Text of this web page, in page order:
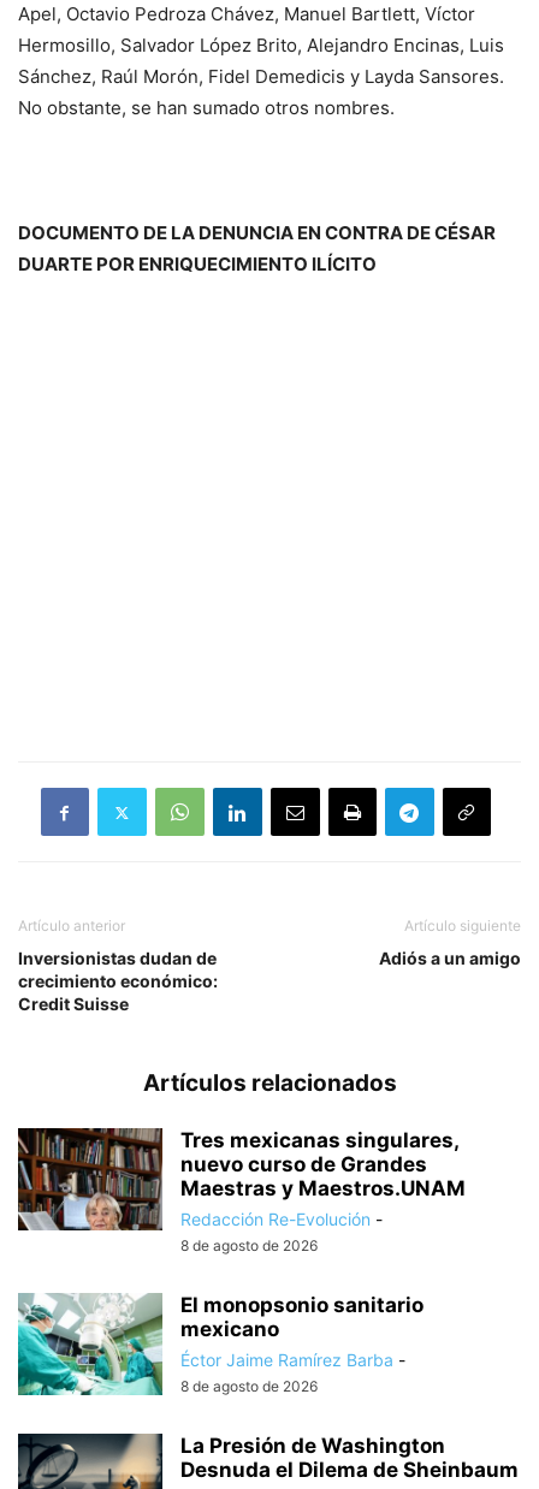
Apel, Octavio Pedroza Chávez, Manuel Bartlett, Víctor
Hermosillo, Salvador López Brito, Alejandro Encinas, Luis
Sánchez, Raúl Morón, Fidel Demedicis y Layda Sansores.
No obstante, se han sumado otros nombres.
DOCUMENTO DE LA DENUNCIA EN CONTRA DE CÉSAR
DUARTE POR ENRIQUECIMIENTO ILÍCITO
Artículo anterior
Inversionistas dudan de
crecimiento económico:
Credit Suisse
Artículo siguiente
Adiós a un amigo
Artículos relacionados
Tres mexicanas singulares,
nuevo curso de Grandes
Maestras y Maestros.UNAM
Redacción Re-Evolución -
8 de agosto de 2026
El monopsonio sanitario
mexicano
Éctor Jaime Ramírez Barba -
8 de agosto de 2026
La Presión de Washington
Desnuda el Dilema de Sheinbaum